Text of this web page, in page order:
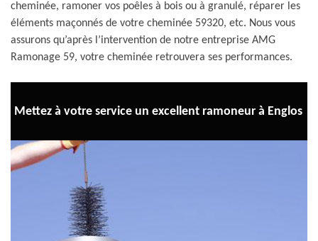
cheminée, ramoner vos poêles à bois ou à granulé, réparer les
éléments maçonnés de votre cheminée 59320, etc. Nous vous
assurons qu’après l’intervention de notre entreprise AMG
Ramonage 59, votre cheminée retrouvera ses performances.
Mettez à votre service un excellent ramoneur à Englos